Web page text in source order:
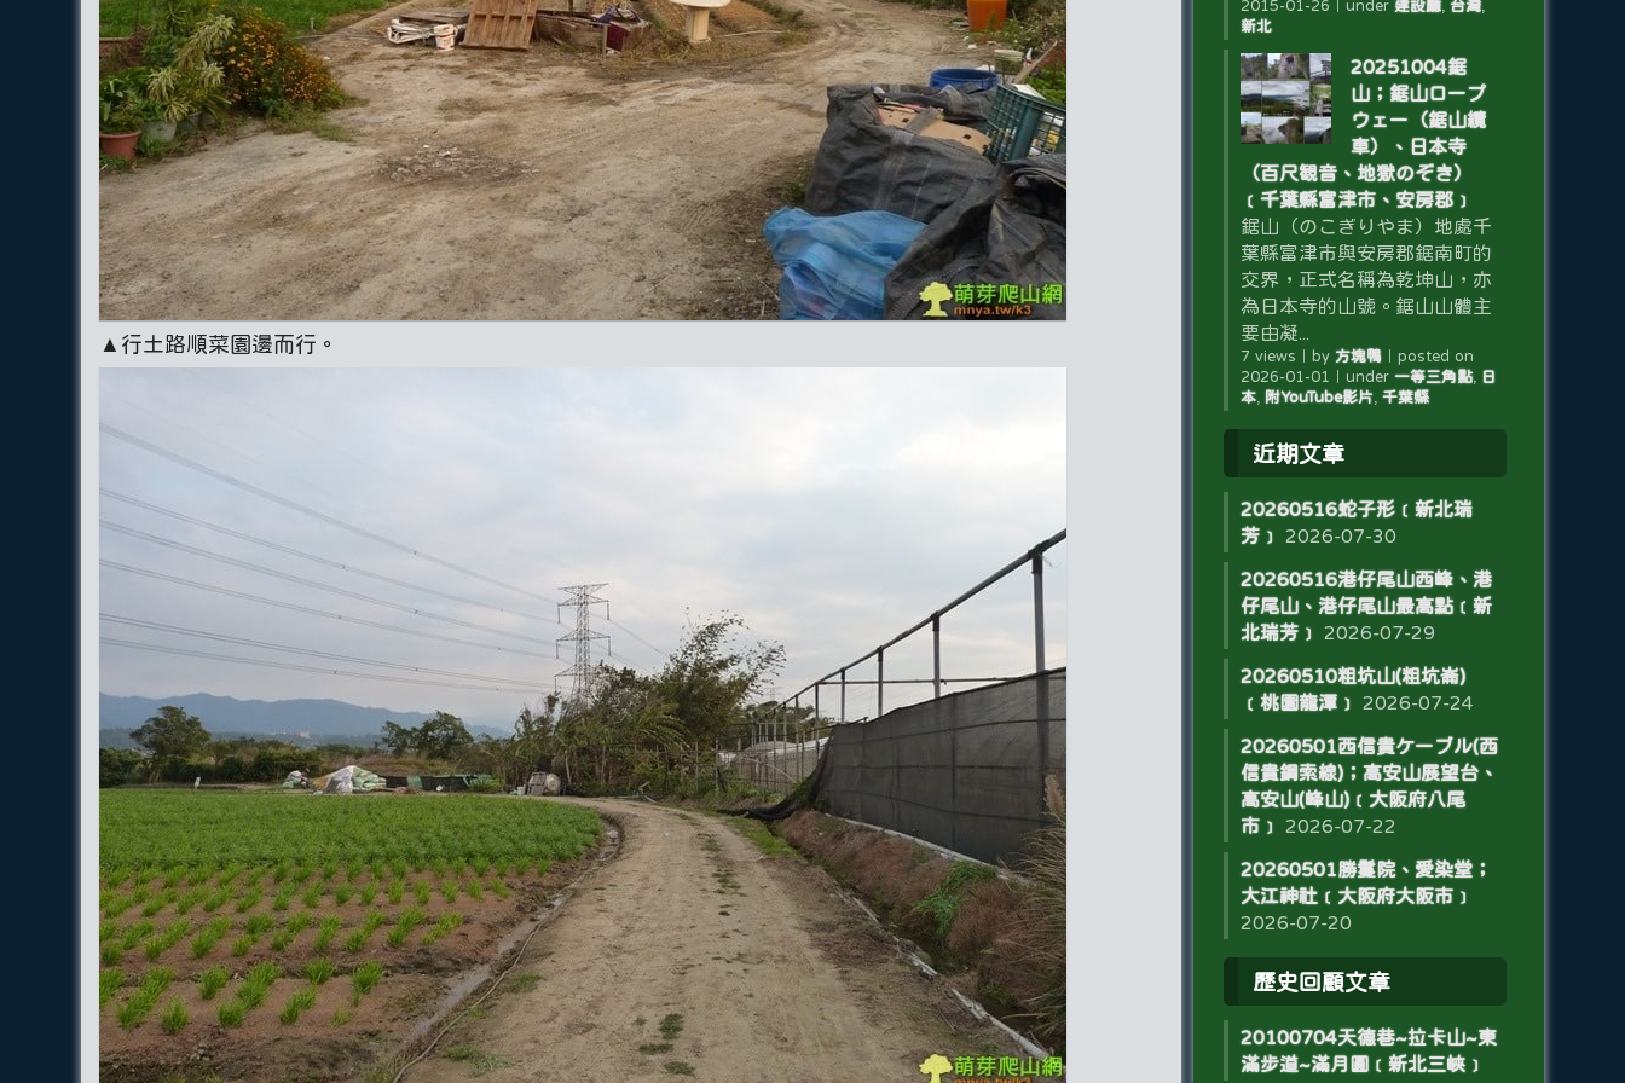
▲行土路順菜園邊而行。
2015-01-26 under 建設廳, 台灣,
新北
20251004鋸
山；鋸山ロープ
ウェー（鋸山纜
車）、日本寺
（百尺観音、地獄のぞき）
﹝千葉縣富津市、安房郡﹞
鋸山（のこぎりやま）地處千
葉縣富津市與安房郡鋸南町的
交界，正式名稱為乾坤山，亦
為日本寺的山號。鋸山山體主
要由凝...
7 views by 方塊鴨｜ posted on
2026-01-01
under 一等三角點, 日
本, 附YouTube影片, 千葉縣
近期文章
20260516蛇子形﹝新北瑞
芳﹞
2026-07-30
20260516港仔尾山西峰、港
仔尾山、港仔尾山最高點﹝新
北瑞芳﹞
2026-07-29
20260510粗坑山(粗坑崙)
﹝桃園龍潭﹞
2026-07-24
20260501西信貴ケーブル(西
信貴鋼索線)；高安山展望台、
高安山(峰山)﹝大阪府八尾
市﹞
2026-07-22
20260501勝鬘院、愛染堂；
大江神社﹝大阪府大阪市﹞
2026-07-20
歷史回顧文章
20100704天德巷~拉卡山~東
滿步道~滿月圓﹝新北三峽﹞